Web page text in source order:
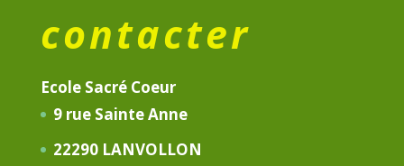
contacter
Ecole Sacré Coeur
9 rue Sainte Anne
22290 LANVOLLON